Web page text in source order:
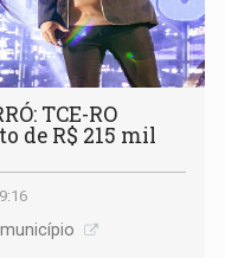
TCE-RO
de R$ 215 mil